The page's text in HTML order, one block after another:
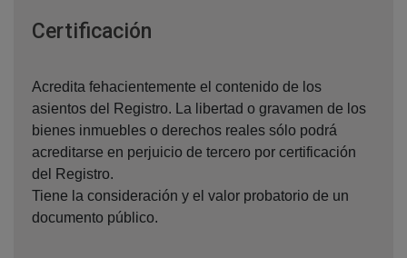
Certificación
Acredita fehacientemente el contenido de los
asientos del Registro. La libertad o gravamen de los
bienes inmuebles o derechos reales sólo podrá
acreditarse en perjuicio de tercero por certificación
del Registro.
Tiene la consideración y el valor probatorio de un
documento público.